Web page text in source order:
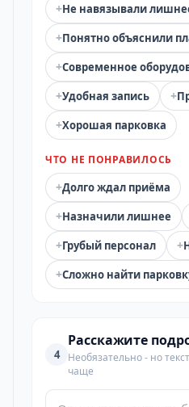
+Не навязывали
+Понятно объяснили
+Современное
+Удобная запись +
+Хорошая парковка
ЧТО НЕ ПОНРАВИЛОСЬ
+Долго ждал приёма
+Назначили лишнее
+Грубый персонал +
+Сложно найти
4
Расскажите
Необязательно - но
чаще